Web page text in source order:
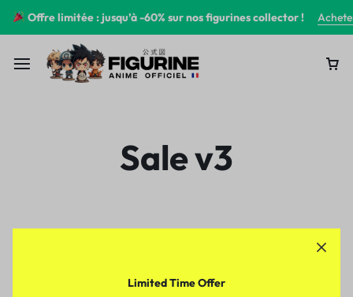
Offre limitée : jusqu’à -60% sur nos figurines collector !
Sale v3
Limited Time Offer